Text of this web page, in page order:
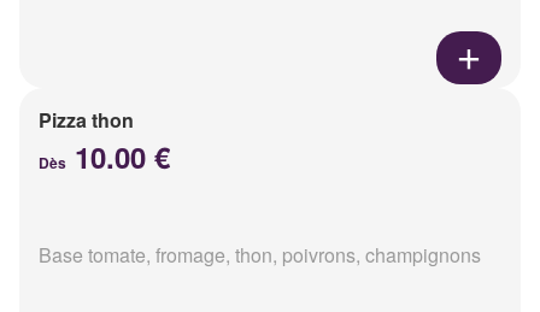
Pizza thon
Dès 10.00 €
Base tomate, fromage, thon, poivrons, champignons